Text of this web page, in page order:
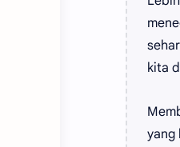
kita
yang